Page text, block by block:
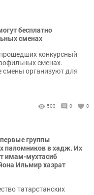
бесплатно
сменах
конкурсный
сменах.
смены организуют для
503 0 0
группы
паломников в хадж. Их
имам-мухтасиб
Ильмир хазрат
татарстанских